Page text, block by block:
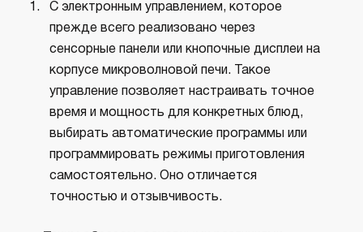
С электронным управлением, которое
прежде всего реализовано через
сенсорные панели или кнопочные дисплеи на
корпусе микроволновой печи. Такое
управление позволяет настраивать точное
время и мощность для конкретных блюд,
выбирать автоматические программы или
программировать режимы приготовления
самостоятельно. Оно отличается
точностью и отзывчивость.